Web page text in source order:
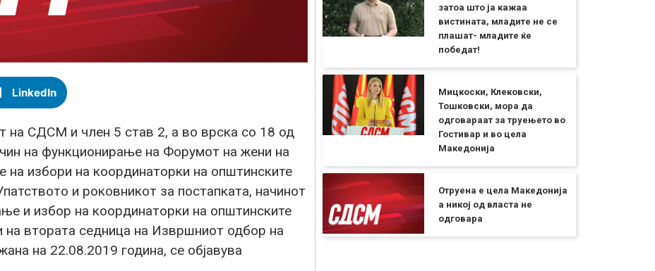
LinkedIn
на СДСМ и член 5 став 2, а во врска со 18 од
на функционирање на Форумот на жени на
избори на координаторки на општинските
и роковникот за постапката, начинот
и избор на координаторки на општинските
втората седница на Извршниот одбор на
на 22.08.2019 година, се објавува
затоа што ја кажаа
вистината, младите не се
плашат- младите ќе
победат!
Мицкоски, Клековски,
Тошковски, мора да
одговараат за труењето во
Гостивар и во цела
Македонија
Отруена е цела Македонија
а никој од власта не
одговара